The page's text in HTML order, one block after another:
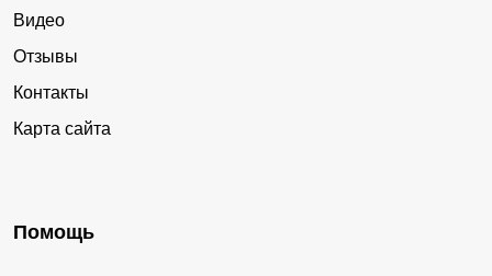
Видео
Отзывы
Контакты
Карта сайта
Помощь